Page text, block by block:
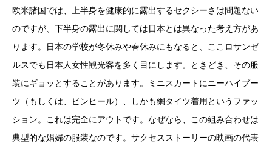
欧米諸国では、上半身を健康的に露出するセクシーさは問題ない
のですが、下半身の露出に関しては日本とは異なった考え方があ
ります。日本の学校が冬休みや春休みにもなると、ここロサンゼ
ルスでも日本人女性観光客を多く目にします。ときどき、その服
装にギョッとすることがあります。ミニスカートにニーハイブー
ツ（もしくは、ピンヒール）、しかも網タイツ着用というファッ
ション。これは完全にアウトです。なぜなら、この組み合わせは
典型的な娼婦の服装なのです。サクセスストーリーの映画の代表